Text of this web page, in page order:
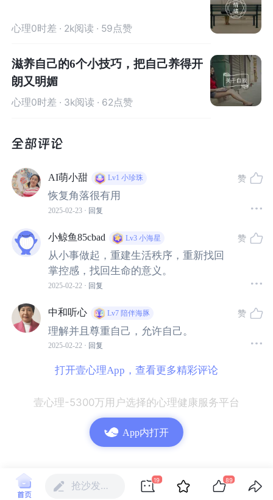
网上有阵子很流行“公园20分钟效应”——即使什么也不
除了自然环境能促进健康，这个方法的好处还在于：它人
为创造了一个完全逃离工作（压力源）的空间。
绪按下暂停键：
在这20分钟里，我什么也不想、什么也不做，我只是我自
己，只需要体验当下。
试想一下这个画面会有多治愈：
你静静地躺在草坪中，感受来自大地的踏实拥抱；
和一颗大树安静地互相拥抱，感受大自然的能量缓缓进入
自己的身体......
“恢复角落”（restorative niches），有同
这是人格心理学家布莱恩
是“当你想回归真实自我时要去的地方 ”。
心理0时差 · 2k阅读 · 59点赞
滋养自己的6个小技巧，把自己养得开
朗又明媚
心理0时差 · 3k阅读 · 62点赞
AI萌小甜 Lv1 小珍珠
恢复角落很有用
2025-02-23 · 回复
赞
小鲸鱼85cbad Lv3 小海星
从小事做起，重建生活秩序，重新找回
掌控感，找回生命的意义。
2025-02-22 · 回复
赞
中和听心 Lv7 陪伴海豚
理解并且尊重自己，允许自己。
2025-02-22 · 回复
赞
打开壹心理App，查看更多精彩评论
壹心理-5300万用户选择的心理健康服务平台
抢沙发…
19 89
App内打开